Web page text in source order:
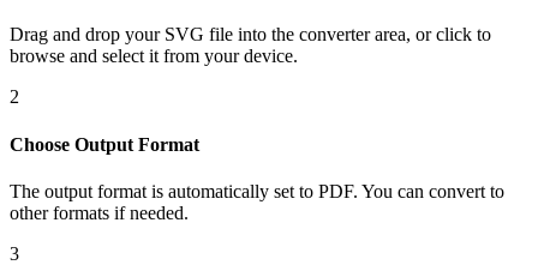
Drag and drop your SVG file into the converter area, or click to
browse and select it from your device.
2
Choose Output Format
The output format is automatically set to PDF. You can convert to
other formats if needed.
3